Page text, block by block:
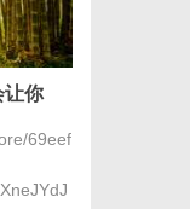
让你
69eef